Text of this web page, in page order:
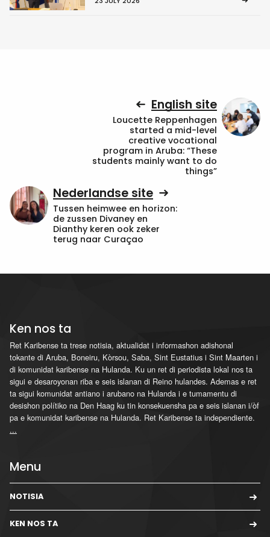
English site
Loucette Reppenhagen
started a mid-level
creative vocational
program in Aruba: “These
students mainly want to do
things”
Nederlandse site
Tussen heimwee en horizon:
de zussen Divaney en
Dianthy keren ook zeker
terug naar Curaçao
Ken nos ta
Ret Karibense ta trese notisia, aktualidat i informashon adishonal
tokante di Aruba, Boneiru, Kòrsou, Saba, Sint Eustatius i Sint Maarten i
di komunidat karibense na Hulanda. Ku un ret di periodista lokal nos ta
sigui e desaroyonan riba e seis islanan di Reino hulandes. Ademas e ret
ta sigui komunidat antiano i arubano na Hulanda i e tumamentu di
desishon polítiko na Den Haag ku tin konsekuensha pa e seis islanan i/òf
pa e komunidat karibense na Hulanda. Ret Karibense ta independiente.
...
Menu
NOTISIA
KEN NOS TA